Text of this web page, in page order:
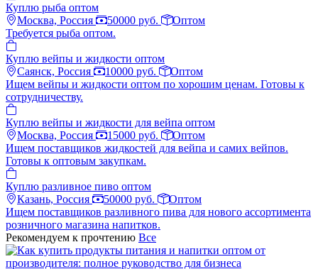
Куплю рыба оптом
Москва, Россия
50000 руб.
Оптом
Требуется рыба оптом.
Куплю вейпы и жидкости оптом
Саянск, Россия
10000 руб.
Оптом
Ищем вейпы и жидкости оптом по хорошим ценам. Готовы к
сотрудничеству.
Куплю вейпы и жидкости для вейпа оптом
Москва, Россия
15000 руб.
Оптом
Ищем поставщиков жидкостей для вейпа и самих вейпов.
Готовы к оптовым закупкам.
Куплю разливное пиво оптом
Казань, Россия
50000 руб.
Оптом
Ищем поставщиков разливного пива для нового ассортимента
розничного магазина напитков.
Рекомендуем к прочтению Все